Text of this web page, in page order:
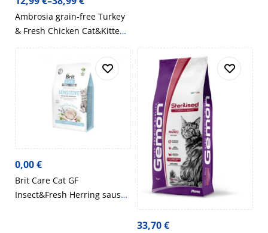
Ambrosia grain-free Turkey
& Fresh Chicken Cat&Kitten,
begrūdis kalakutienos ir
šviežios vištienos sausas
maistas
0,00€
Brit Care Cat GF
Insect&Fresh Herring sausas
33,70€